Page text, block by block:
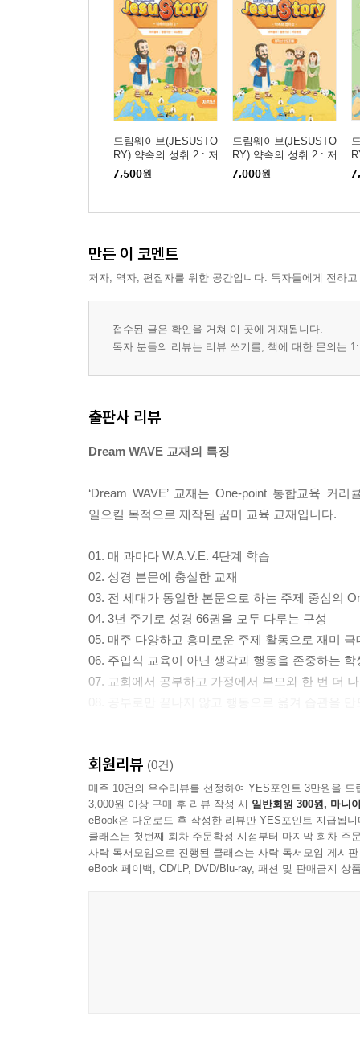
4과 구원은 하나님의 계획 안에 있어요
5과 예수님은 우리에게 용기를 주세요
∎ 12단원
1과 하나님은 우리를 위로해 주세요
2과 우리는 구원의 증인이에요
4과 언제나 흔들리지 않는 믿음을 가져요
추수 감사 주일 하나님의 모든 은혜를 기억하고 감
드림웨이브(JESUSTO
RY) 약속의 성취 2 : 저
학년 학생용
7,500원
드림웨이브(JESUSTO
RY) 약속의 성취 2 : 저
학년 인도자용
7,000원
만든 이 코멘트
저자, 역자, 편집자를 위한 공간입니다. 독자들에게 전하
접수된 글은 확인을 거쳐 이 곳에 게재됩니다.
독자 분들의 리뷰는 리뷰 쓰기를, 책에 대한 문의는
출판사 리뷰
Dream WAVE 교재의 특징
‘Dream WAVE’ 교재는 One-point 통합교육 커
일으킬 목적으로 제작된 꿈미 교육 교재입니다.
01. 매 과마다 W.A.V.E. 4단계 학습
02. 성경 본문에 충실한 교재
03. 전 세대가 동일한 본문으로 하는 주제 중심의
04. 3년 주기로 성경 66권을 모두 다루는 구성
05. 매주 다양하고 흥미로운 주제 활동으로 재미 극
06. 주입식 교육이 아닌 생각과 행동을 존중하는
07. 교회에서 공부하고 가정에서 부모와 한 번 더
20여 명에 이르는 꿈미(다음세대의 부흥을 꿈꾸는
위한 동화책부터 유치부, 유년부, 초등부, 소년
프로그램을 연구합니다. 아이들의 신앙 교육을
이뤄지는 신앙 교육을 목표로 합니다. 이를 통
다음세대의 부흥을 꿈꾸며, 여기에 필요한 모든 교
회원리뷰 (0건)
매주 10건의 우수리뷰를 선정하여 YES포인트 3만원을 드
3,000원 이상 구매 후 리뷰 작성 시 일반회원 300원, 마니
eBook은 다운로드 후 작성한 리뷰만 YES포인트 지급됩니
클래스는 첫번째 회차 주문확정 시점부터 마지막 회차 주
사락 독서모임으로 진행된 클래스는 사락 독서모임 게시
eBook 페이백, CD/LP, DVD/Blu-ray, 패션 및 판매금지 상